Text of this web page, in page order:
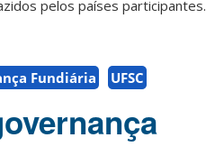
pelos países participantes.
Fundiária UFSC